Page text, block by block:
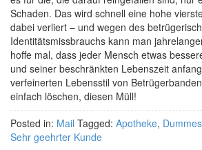
Schaden. Das wird schnell eine hohe
dabei verliert – und wegen des
Identitätsmissbrauchs kann man
hoffe mal, dass jeder Mensch etwas
und seiner beschränkten Lebenszeit
verfeinerten Lebensstil von
einfach löschen, diesen Müll!
Posted in: Mail Tagged: Apotheke, Dummes
Sehr geehrter Kunde